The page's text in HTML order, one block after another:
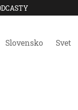
Slovensko Svet